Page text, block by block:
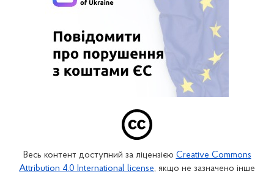
Весь контент доступний за ліцензією Creative Commons
Attribution 4.0 International license, якщо не зазначено інше